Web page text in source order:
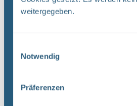
weitergegeben.
Notwendig
Präferenzen
Zukunft sicher gestalten:
für seine hochradioaktiven
kann sich die Öffentlichkeit an